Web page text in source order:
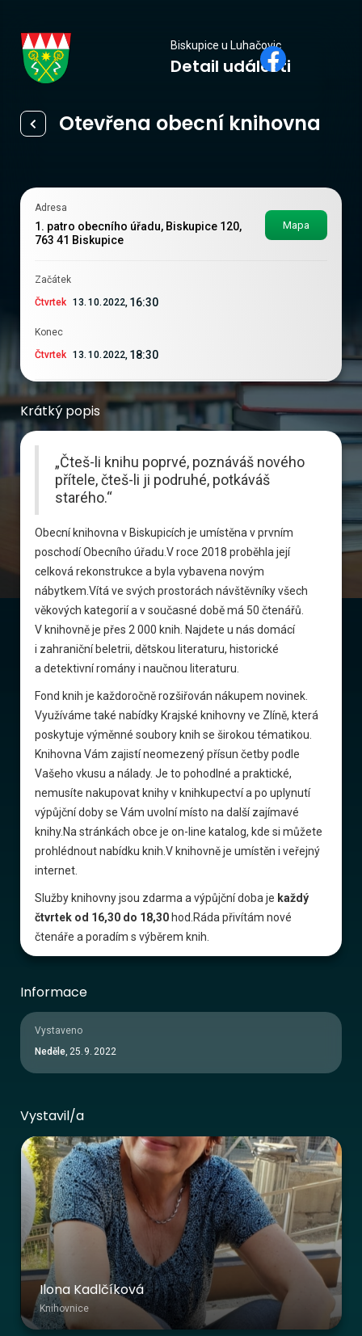
u Luhačovic
Biskupice u Luhačovic
Detail události
Otevřena obecní knihovna
Adresa
1. patro obecního úřadu, Biskupice 120,
763 41 Biskupice
Mapa
Začátek
Čtvrtek 13. 10. 2022, 16:30
Konec
Čtvrtek 13. 10. 2022, 18:30
Krátký popis
„Čteš-li knihu poprvé, poznáváš nového
přítele, čteš-li ji podruhé, potkáváš
starého.“
Obecní knihovna v Biskupicích je umístěna v prvním
poschodí Obecního úřadu.V roce 2018 proběhla její
celková rekonstrukce a byla vybavena novým
nábytkem.Vítá ve svých prostorách návštěvníky všech
věkových kategorií a v současné době má 50 čtenářů.
V knihovně je přes 2 000 knih. Najdete u nás domácí
i zahraniční beletrii, dětskou literaturu, historické
a detektivní romány i naučnou literaturu.
Fond knih je každoročně rozšiřován nákupem novinek.
Využíváme také nabídky Krajské knihovny ve Zlíně, která
poskytuje výměnné soubory knih se širokou tématikou.
Knihovna Vám zajistí neomezený přísun četby podle
Vašeho vkusu a nálady. Je to pohodlné a praktické,
nemusíte nakupovat knihy v knihkupectví a po uplynutí
výpůjční doby se Vám uvolní místo na další zajímavé
knihy.Na stránkách obce je on-line katalog, kde si můžete
prohlédnout nabídku knih.V knihovně je umístěn i veřejný
internet.
Služby knihovny jsou zdarma a výpůjční doba je každý
čtvrtek od 16,30 do 18,30hod.Ráda přivítám nové
čtenáře a poradím s výběrem knih.
Informace
Vystaveno
Neděle, 25. 9. 2022
Vystavil/a
Ilona Kadlčíková
Knihovnice